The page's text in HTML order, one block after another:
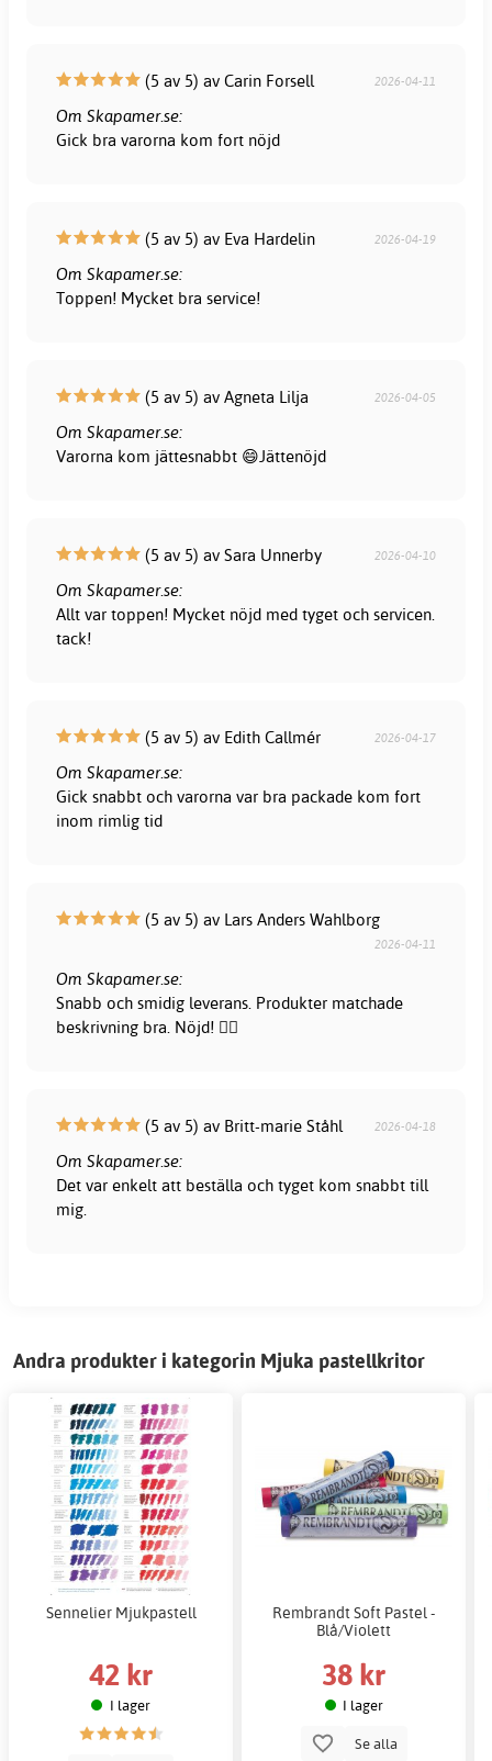
(5 av 5) av Carin Forsell 2026-04-11
Om Skapamer.se:
Gick bra varorna kom fort nöjd
(5 av 5) av Eva Hardelin 2026-04-19
Om Skapamer.se:
Toppen! Mycket bra service!
(5 av 5) av Agneta Lilja 2026-04-05
Om Skapamer.se:
Varorna kom jättesnabbt 😄Jättenöjd
(5 av 5) av Sara Unnerby 2026-04-10
Om Skapamer.se:
Allt var toppen! Mycket nöjd med tyget och servicen.
tack!
(5 av 5) av Edith Callmér 2026-04-17
Om Skapamer.se:
Gick snabbt och varorna var bra packade kom fort
inom rimlig tid
(5 av 5) av Lars Anders Wahlborg
2026-04-11
Om Skapamer.se:
Snabb och smidig leverans. Produkter matchade
beskrivning bra. Nöjd! 👍🏻
(5 av 5) av Britt-marie Ståhl 2026-04-18
Om Skapamer.se:
Det var enkelt att beställa och tyget kom snabbt till
mig.
Andra produkter i kategorin Mjuka pastellkritor
Sennelier Mjukpastell
42 kr
I lager
Rembrandt Soft Pastel -
Blå/Violett
38 kr
I lager
Se alla